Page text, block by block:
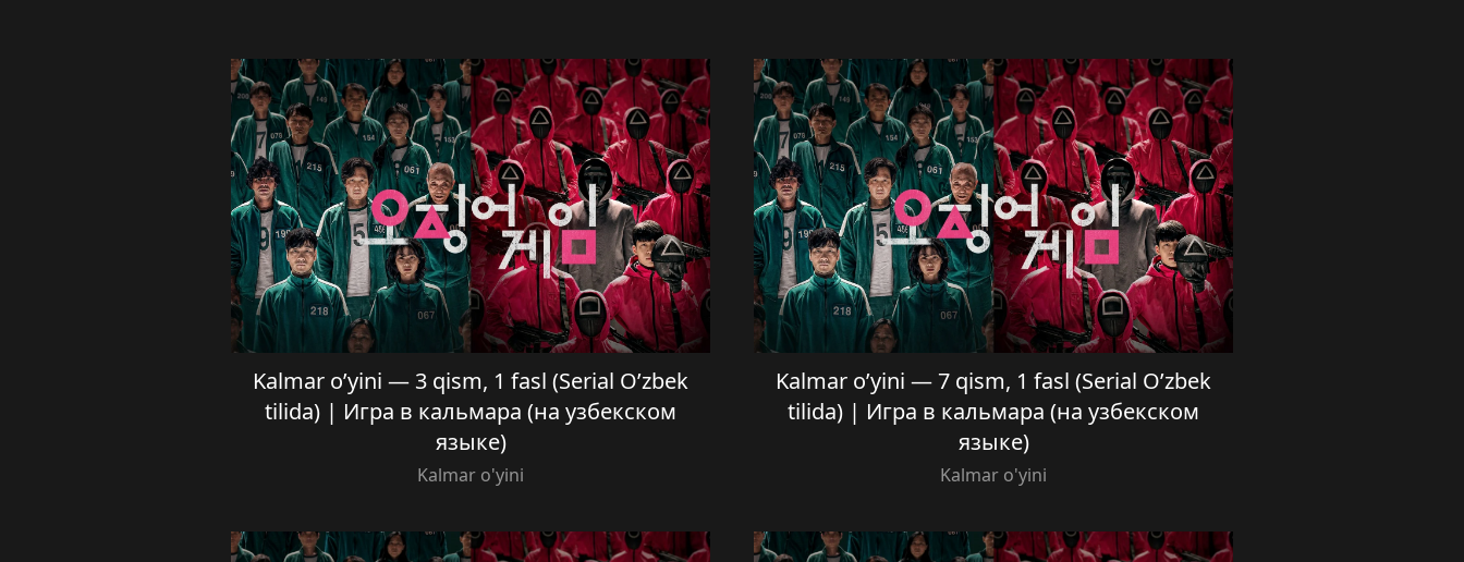
Kalmar o’yini — 3 qism, 1 fasl (Serial O’zbek
tilida) | Игра в кальмара (на узбекском
языке)
Kalmar o'yini
Kalmar o’yini — 7 qism, 1 fasl (Serial O’zbek
tilida) | Игра в кальмара (на узбекском
языке)
Kalmar o'yini